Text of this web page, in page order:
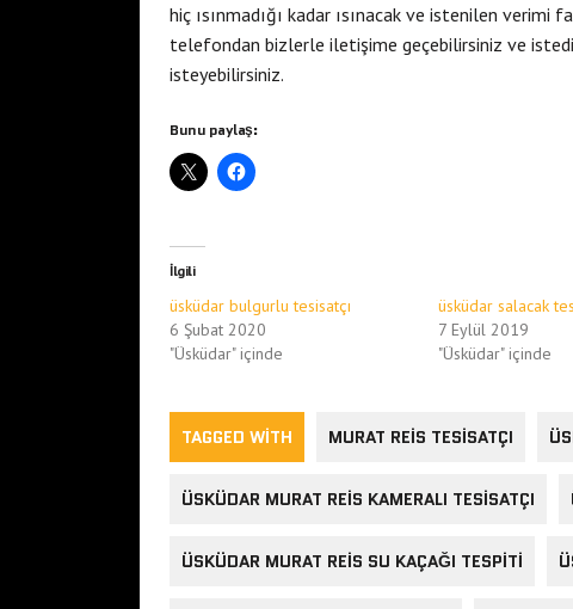
hiç ısınmadığı kadar ısınacak ve istenilen
telefondan bizlerle iletişime geçebilirsiniz ve
isteyebilirsiniz.
Bunu paylaş:
İlgili
üsküdar bulgurlu tesisatçı
6 Şubat 2020
"Üsküdar" içinde
üsküdar salacak
7 Eylül 2019
"Üsküdar" içinde
TAGGED WITH MURAT REIS TESISATÇI
ÜSKÜDAR MURAT REIS KAMERALI TESISATÇI
ÜSKÜDAR MURAT REIS SU KAÇAĞI TESPITI